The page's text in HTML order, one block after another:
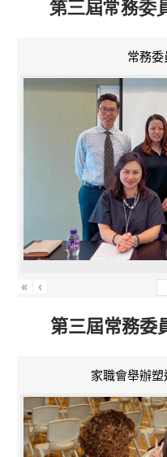
第三屆常務
常務
« ‹
第三屆常務
家職會舉辦